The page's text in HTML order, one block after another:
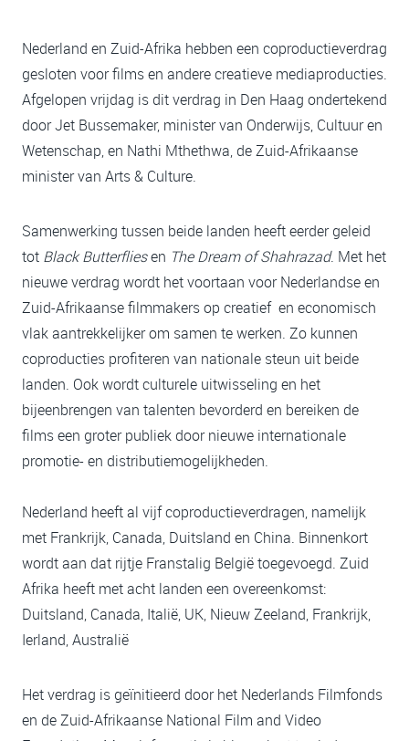
Nederland en Zuid-Afrika hebben een coproductieverdrag
gesloten voor films en andere creatieve mediaproducties.
Afgelopen vrijdag is dit verdrag in Den Haag ondertekend
door Jet Bussemaker, minister van Onderwijs, Cultuur en
Wetenschap, en Nathi Mthethwa, de Zuid-Afrikaanse
minister van Arts & Culture.
Samenwerking tussen beide landen heeft eerder geleid
tot Black Butterfliesen The Dream of Shahrazad. Met het
nieuwe verdrag wordt het voortaan voor Nederlandse en
Zuid-Afrikaanse filmmakers op creatief en economisch
vlak aantrekkelijker om samen te werken. Zo kunnen
coproducties profiteren van nationale steun uit beide
landen. Ook wordt culturele uitwisseling en het
bijeenbrengen van talenten bevorderd en bereiken de
films een groter publiek door nieuwe internationale
promotie- en distributiemogelijkheden.
Nederland heeft al vijf coproductieverdragen, namelijk
met Frankrijk, Canada, Duitsland en China. Binnenkort
wordt aan dat rijtje Franstalig België toegevoegd. Zuid
Afrika heeft met acht landen een overeenkomst:
Duitsland, Canada, Italië, UK, Nieuw Zeeland, Frankrijk,
Ierland, Australië
Het verdrag is geïnitieerd door het Nederlands Filmfonds
en de Zuid-Afrikaanse National Film and Video